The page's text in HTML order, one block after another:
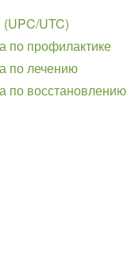
UTC)
по профилактике
по лечению
по восстановлению